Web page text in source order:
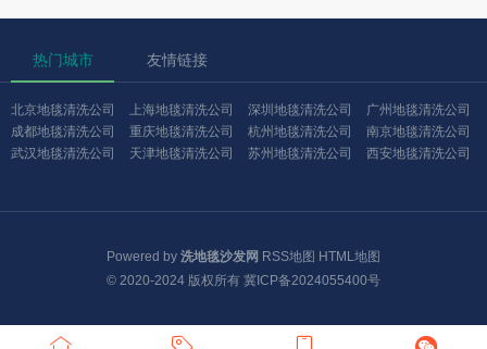
热门城市 友情链接
北京地毯清洗公司 上海地毯清洗公司 深圳地毯清洗公司
广州地毯清洗公司
成都地毯清洗公司
重庆地毯清洗公司 杭州地毯清洗公司
南京地毯清洗公司
武汉地毯清洗公司
天津地毯清洗公司 苏州地毯清洗公司 西安地毯清洗公司
Powered by 洗地毯沙发网 RSS地图 HTML地图
© 2020-2024 版权所有 冀ICP备2024055400号